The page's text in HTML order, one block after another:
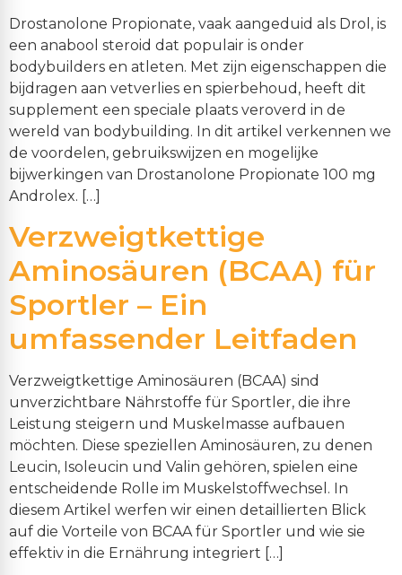
Drostanolone Propionate, vaak aangeduid als Drol, is
een anabool steroid dat populair is onder
bodybuilders en atleten. Met zijn eigenschappen die
bijdragen aan vetverlies en spierbehoud, heeft dit
supplement een speciale plaats veroverd in de
wereld van bodybuilding. In dit artikel verkennen we
de voordelen, gebruikswijzen en mogelijke
bijwerkingen van Drostanolone Propionate 100 mg
Androlex. […]
Verzweigtkettige
Aminosäuren (BCAA) für
Sportler – Ein
umfassender Leitfaden
Verzweigtkettige Aminosäuren (BCAA) sind
unverzichtbare Nährstoffe für Sportler, die ihre
Leistung steigern und Muskelmasse aufbauen
möchten. Diese speziellen Aminosäuren, zu denen
Leucin, Isoleucin und Valin gehören, spielen eine
entscheidende Rolle im Muskelstoffwechsel. In
diesem Artikel werfen wir einen detaillierten Blick
auf die Vorteile von BCAA für Sportler und wie sie
effektiv in die Ernährung integriert […]